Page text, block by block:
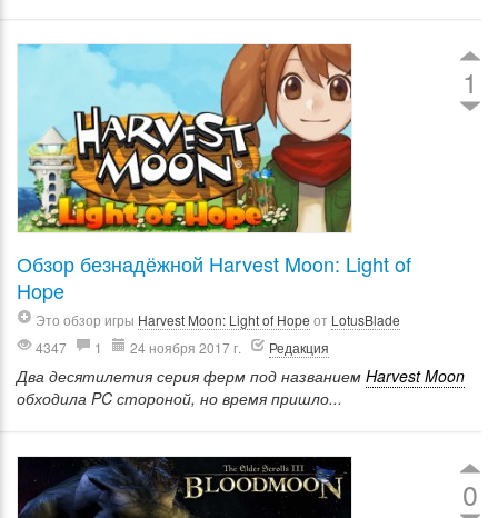
1
Обзор безнадёжной Harvest Moon: Light of
Hope
Это обзор игры Harvest Moon: Light of Hope от LotusBlade
4347
1 24 ноября 2017 г. Редакция
Два десятилетия серия ферм под названием Harvest Moon
обходила PC стороной, но время пришло...
0